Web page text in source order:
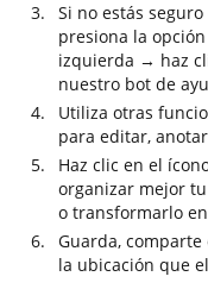
Si no estás
presiona la
izquierda → haz
nuestro bot de
Utiliza otras
para editar,
Haz clic en el
organizar mejor
o transformarlo
Guarda,
la ubicación que